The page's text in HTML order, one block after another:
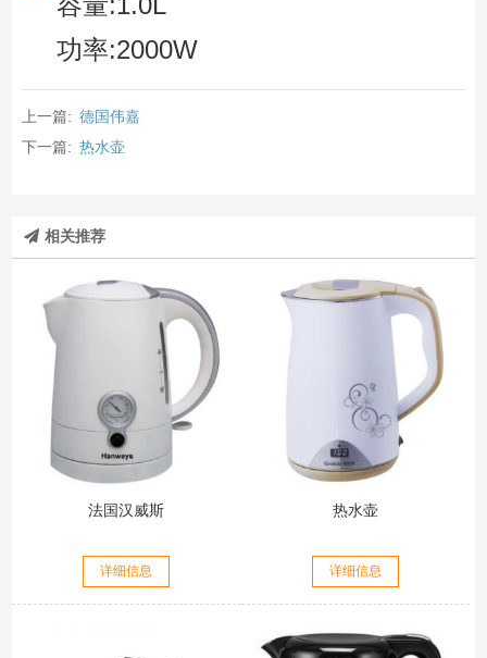
功率:2000W
上一篇: 德国伟嘉
下一篇: 热水壶
相关推荐
法国汉威斯
详细信息
热水壶
详细信息